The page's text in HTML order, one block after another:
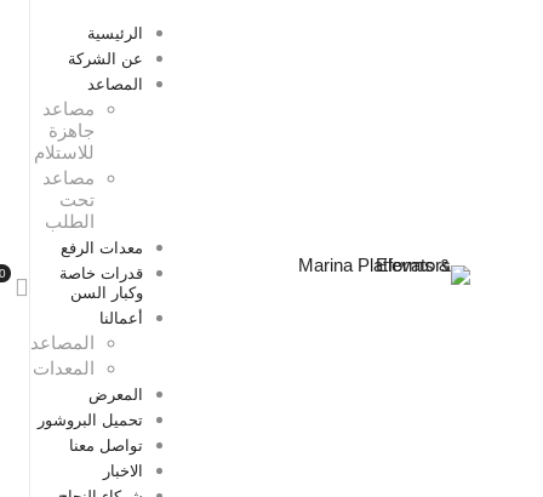
الرئيسية
عن الشركة
المصاعد
مصاعد
جاهزة
للاستلام
مصاعد
تحت
الطلب
معدات الرفع
قدرات خاصة
وكبار السن
أعمالنا
المصاعد
المعدات
المعرض
تحميل البروشور
تواصل معنا
الاخبار